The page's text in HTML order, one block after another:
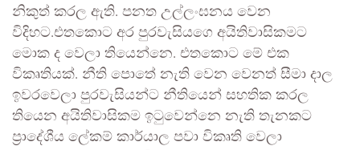
නිකුත් කරල ඇති. පනත උල්ලංඝනය වෙන
විදිහට.එතකොට අර පුරවැසියගෙ අයිතිවාසිකමට
මොක ද වෙලා තියෙන්නෙ. එතකොට මේ එක
විකෘතියක්. නීති පොතේ නැති වෙන වෙනත් සීමා දාල
ඉවරවෙලා පුරවැසියන්ට නීතියෙන් සහතික කරල
තියෙන අයිතිවාසිකම ඉටුවෙන්නෙ නැති තැනකට
ප්‍රාදේශීය ලේකම් කාර්යාල පවා විකෘති වෙලා